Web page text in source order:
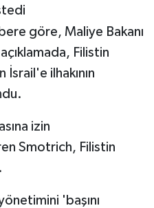
göre, Maliye Bakanı
Filistin
İsrail'e ilhakının
izin
Smotrich, Filistin
'başını